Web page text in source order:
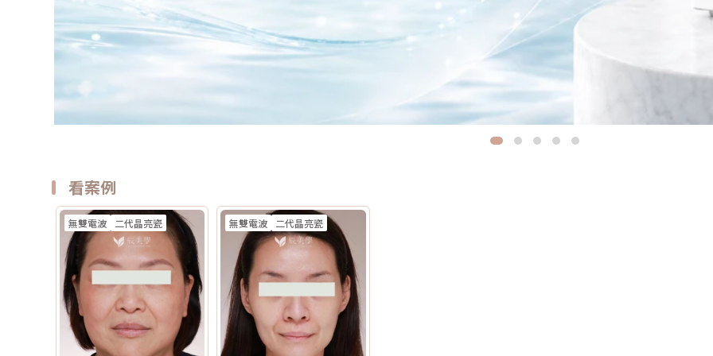
看案例
無雙電波 二代晶亮瓷 無雙電波 二代晶亮瓷